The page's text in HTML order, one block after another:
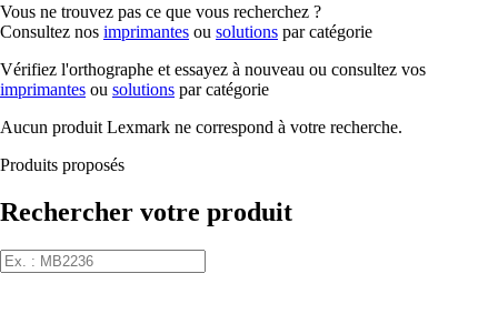
Vous ne trouvez pas ce que vous recherchez ?
Consultez nos imprimantes ou solutions par catégorie
Vérifiez l'orthographe et essayez à nouveau ou consultez vos
imprimantes ou solutions par catégorie
Aucun produit Lexmark ne correspond à votre recherche.
Produits proposés
Rechercher votre produit